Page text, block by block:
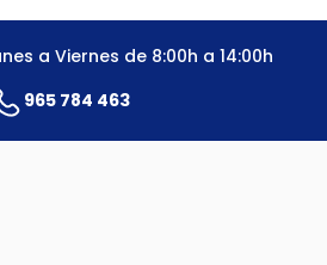
a Viernes de 8:00h a 14:00h
965 784 463